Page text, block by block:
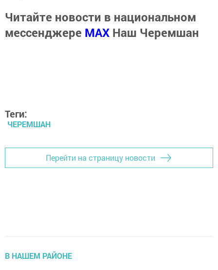
Читайте новости в национальном
мессенджере MАХ Наш Черемшан
Теги:
ЧЕРЕМШАН
Перейти на страницу новости
В НАШЕМ РАЙОНЕ